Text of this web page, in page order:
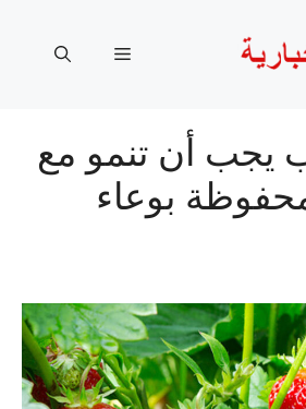
القائمة
يجب أن تنمو مع
بوعاء